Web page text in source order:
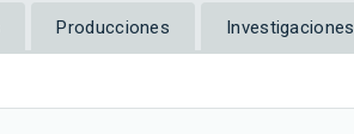
Producciones Investigaciones